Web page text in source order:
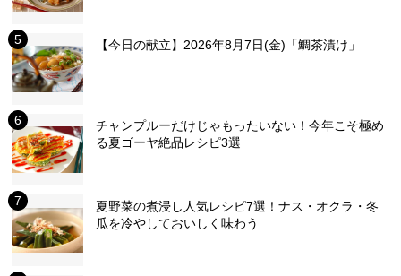
【今日の献立】2026年8月7日(金)「鯛茶漬け」
チャンプルーだけじゃもったいない！今年こそ極め
る夏ゴーヤ絶品レシピ3選
夏野菜の煮浸し人気レシピ7選！ナス・オクラ・冬
瓜を冷やしておいしく味わう